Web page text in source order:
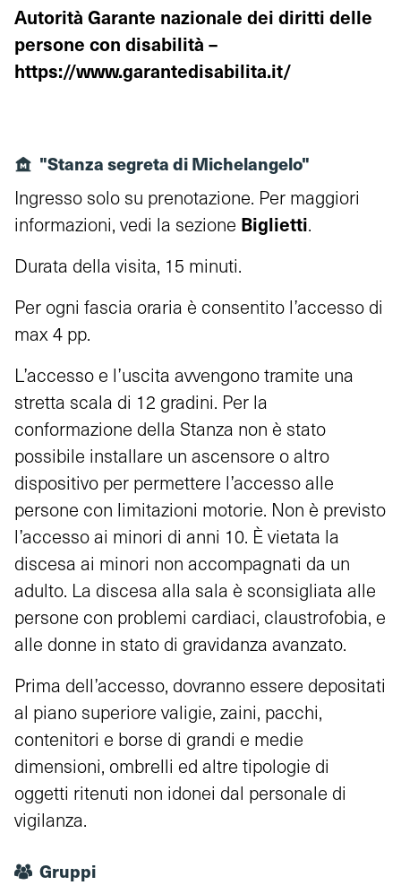
Autorità Garante nazionale dei diritti delle
persone con disabilità –
https://www.garantedisabilita.it/
"Stanza segreta di Michelangelo"
Ingresso solo su prenotazione. Per maggiori
informazioni, vedi la sezione Biglietti.
Durata della visita, 15 minuti.
Per ogni fascia oraria è consentito l’accesso di
max 4 pp.
L’accesso e l’uscita avvengono tramite una
stretta scala di 12 gradini. Per la
conformazione della Stanza non è stato
possibile installare un ascensore o altro
dispositivo per permettere l’accesso alle
persone con limitazioni motorie. Non è previsto
l’accesso ai minori di anni 10. È vietata la
discesa ai minori non accompagnati da un
adulto. La discesa alla sala è sconsigliata alle
persone con problemi cardiaci, claustrofobia, e
alle donne in stato di gravidanza avanzato.
Prima dell’accesso, dovranno essere depositati
al piano superiore valigie, zaini, pacchi,
contenitori e borse di grandi e medie
dimensioni, ombrelli ed altre tipologie di
oggetti ritenuti non idonei dal personale di
vigilanza.
Gruppi